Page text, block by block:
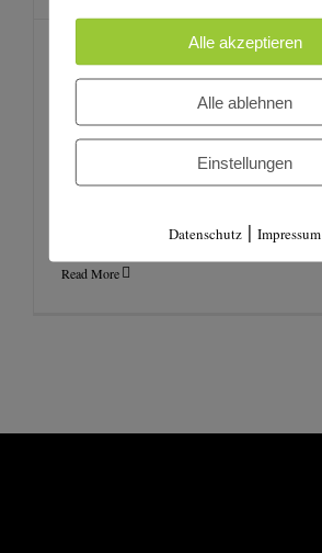
Presse „Der kleine
Alexander von
Humboldt“
Read More
Alle akzeptieren
Alle ablehnen
Einstellungen
Datenschutz |Impressum